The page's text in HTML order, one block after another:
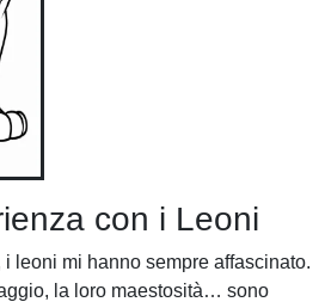
con i Leoni
leoni mi hanno sempre affascinato.
la loro maestosità… sono